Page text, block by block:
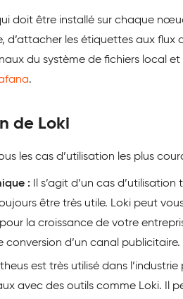
doit être installé sur chaque
d’attacher les étiquettes aux flux
du système de fichiers local
.
de Loki
les cas d’utilisation les plus
: Il s’agit d’un cas
être très utile. Loki peut
la croissance de votre
conversion d’un canal publicitaire.
est très utilisé dans
avec des outils comme Loki. Il